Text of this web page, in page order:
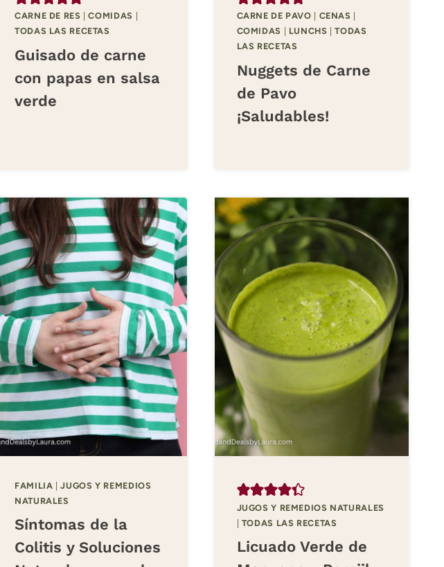
CARNE DE RES |COMIDAS
TODAS LAS RECETAS
Guisado de carne
con papas en salsa
verde
CARNE DE PAVO CENAS
COMIDAS
LUNCHS |TODAS
LAS RECETAS
Nuggets de Carne
de Pavo
¡Saludables!
FAMILIA |JUGOS Y REMEDIOS
NATURALES
Síntomas de la
Colitis y Soluciones
JUGOS Y REMEDIOS NATURALES
TODAS LAS RECETAS
Licuado Verde de